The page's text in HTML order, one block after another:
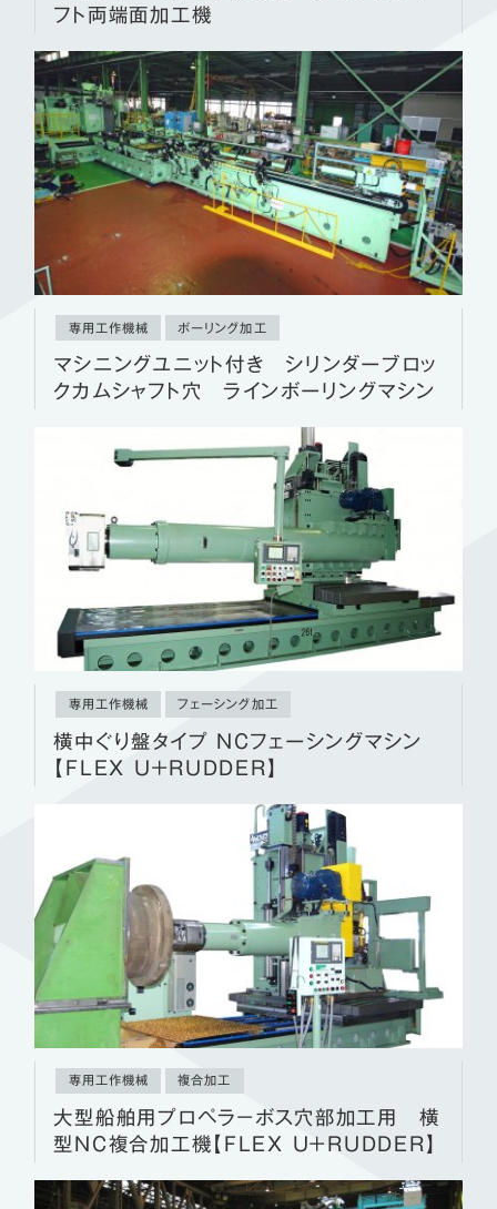
フト両端面加工機
専用工作機械 ボーリング加工
マシニングユニット付き シリンダーブロッ
クカムシャフト穴 ラインボーリングマシン
専用工作機械 フェーシング加工
横中ぐり盤タイプ NCフェーシングマシン
【FLEX U＋RUDDER】
専用工作機械 複合加工
大型船舶用プロペラ－ボス穴部加工用 横
型NC複合加工機【FLEX U＋RUDDER】